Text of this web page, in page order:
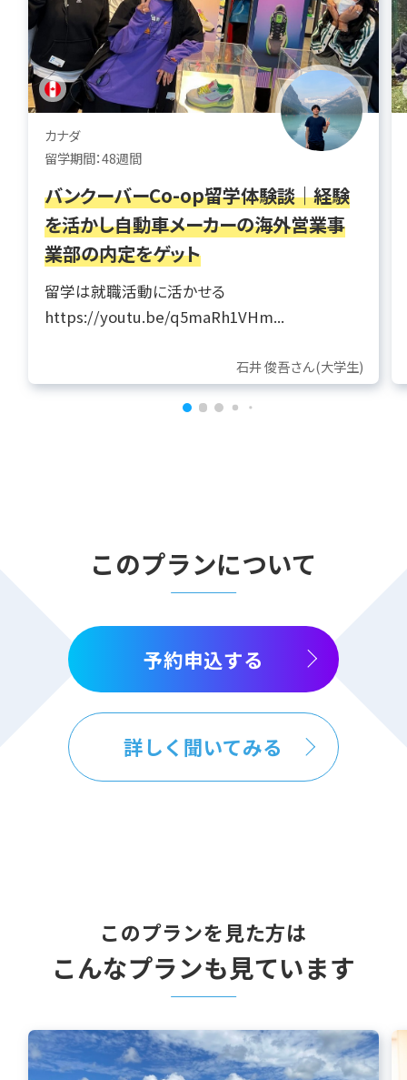
カナダ
留学期間：48週間
バンクーバーCo-op留学体験談｜経験
を活かし自動車メーカーの海外営業事
業部の内定をゲット
留学は就職活動に活かせる
https://youtu.be/q5maRh1VHm...
石井 俊吾さん(大学生)
このプランについて
予約申込する
詳しく聞いてみる
このプランを見た方は
こんなプランも見ています